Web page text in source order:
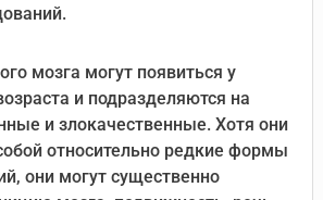
мозга могут появиться у
и подразделяются на
и злокачественные. Хотя они
относительно редкие формы
они могут существенно